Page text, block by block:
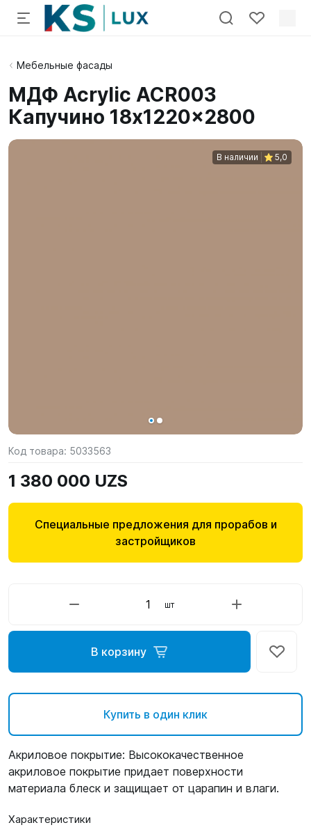
Мебельные фасады
МДФ Acrylic ACR003
Капучино 18x1220x2800
В наличии 5,0
Код товара: 5033563
1 380 000 UZS
Специальные предложения для прорабов и
застройщиков
шт
В корзину
Купить в один клик
Акриловое покрытие: Высококачественное
акриловое покрытие придает поверхности
материала блеск и защищает от царапин и влаги.
Характеристики